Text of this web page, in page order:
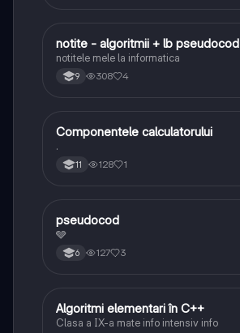
Informatică și TIC
notite - algoritmii + lb pseudocod
notitele mele la informatica
9 308 4
Informatică și TIC
Componentele calculatorului
.
11 128 1
Informatică și TIC
pseudocod
🩶
6 127 3
Informatică și TIC
Algoritmi elementari în C++
Clasa a IX-a mate info intensiv info